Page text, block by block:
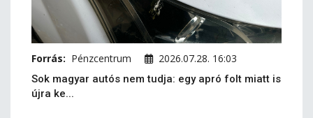
Forrás: Pénzcentrum 2026.07.28. 16:03
Sok magyar autós nem tudja: egy apró folt miatt is
újra ke...